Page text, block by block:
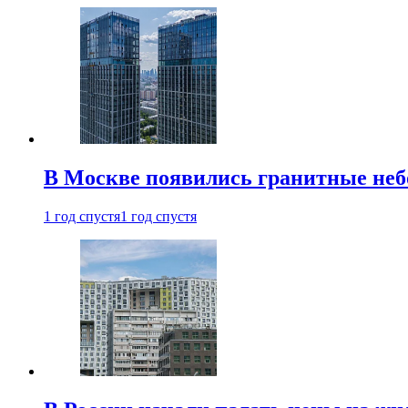
В Москве появились гранитные
1 год спустя1 год спустя